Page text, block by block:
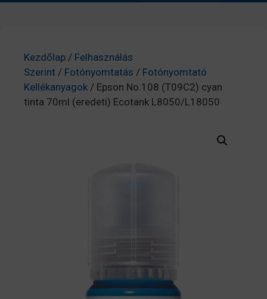
Kezdőlap / Felhasználás
Szerint / Fotónyomtatás / Fotónyomtató
Kellékanyagok / Epson No.108 (T09C2) cyan
tinta 70ml (eredeti) Ecotank L8050/L18050